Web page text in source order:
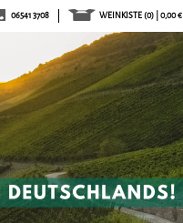
WEINKISTE (0) | 0,00 €
06541 3708